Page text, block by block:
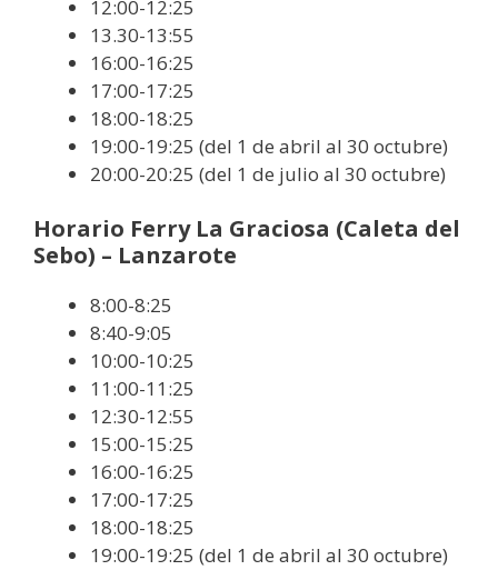
12:00-12:25
13.30-13:55
16:00-16:25
17:00-17:25
18:00-18:25
19:00-19:25 (del 1 de abril al 30 octubre)
20:00-20:25 (del 1 de julio al 30 octubre)
Horario Ferry La Graciosa (Caleta del
Sebo) – Lanzarote
8:00-8:25
8:40-9:05
10:00-10:25
11:00-11:25
12:30-12:55
15:00-15:25
16:00-16:25
17:00-17:25
18:00-18:25
19:00-19:25 (del 1 de abril al 30 octubre)